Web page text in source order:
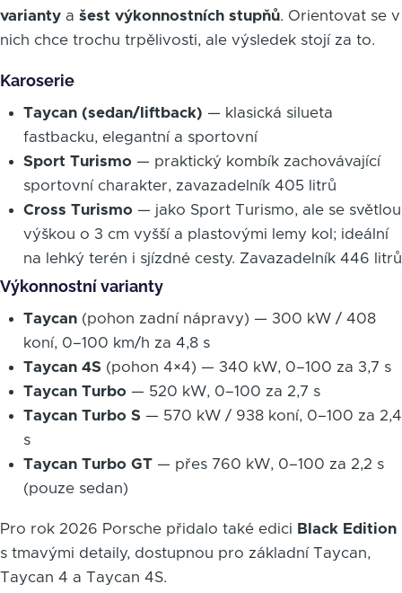
varianty a šest výkonnostních stupňů. Orientovat se v
nich chce trochu trpělivosti, ale výsledek stojí za to.
Karoserie
Taycan (sedan/liftback) — klasická silueta
fastbacku, elegantní a sportovní
Sport Turismo— praktický kombík zachovávající
sportovní charakter, zavazadelník 405 litrů
Cross Turismo— jako Sport Turismo, ale se světlou
výškou o 3 cm vyšší a plastovými lemy kol; ideální
na lehký terén i sjízdné cesty. Zavazadelník 446 litrů
Výkonnostní varianty
Taycan(pohon zadní nápravy) — 300 kW / 408
koní, 0–100 km/h za 4,8 s
Taycan 4S (pohon 4×4) — 340 kW, 0–100 za 3,7 s
Taycan Turbo— 520 kW, 0–100 za 2,7 s
Taycan Turbo S — 570 kW / 938 koní, 0–100 za 2,4
s
Taycan Turbo GT— přes 760 kW, 0–100 za 2,2 s
(pouze sedan)
Pro rok 2026 Porsche přidalo také edici Black Edition
s tmavými detaily, dostupnou pro základní Taycan,
Taycan 4 a Taycan 4S.